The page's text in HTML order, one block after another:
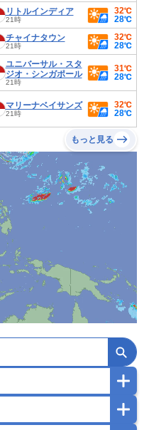
リトルインディア
21時
32℃
28℃
チャイナタウン
21時
32℃
28℃
ユニバーサル・スタ
ジオ・シンガポール
21時
31℃
28℃
マリーナベイサンズ
21時
32℃
28℃
もっと見る